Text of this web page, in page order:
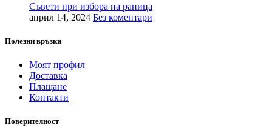
Съвети при избора на раница
април 14, 2024 Без коментари
Полезни връзки
Моят профил
Доставка
Плащане
Контакти
Поверителност